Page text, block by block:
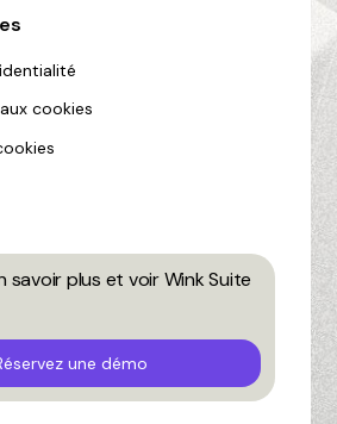
cookies
savoir plus et voir Wink Suite
une démo